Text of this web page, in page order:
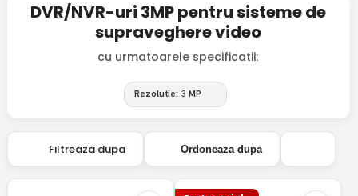
DVR/NVR-uri 3MP pentru sisteme de
supraveghere video
cu urmatoarele specificatii:
Rezolutie: 3 MP
Filtreaza dupa Ordoneaza dupa